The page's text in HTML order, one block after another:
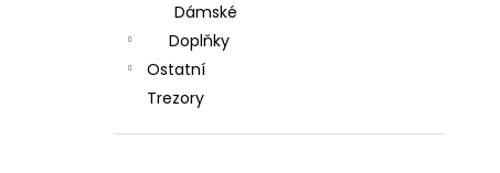
Dámské
Doplňky
Ostatní
Trezory